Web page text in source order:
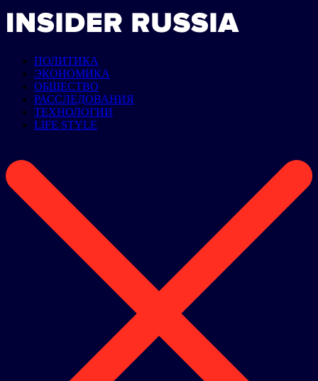
ПОЛИТИКА
ЭКОНОМИКА
ОБЩЕСТВО
РАССЛЕДОВАНИЯ
ТЕХНОЛОГИИ
LIFE STYLE